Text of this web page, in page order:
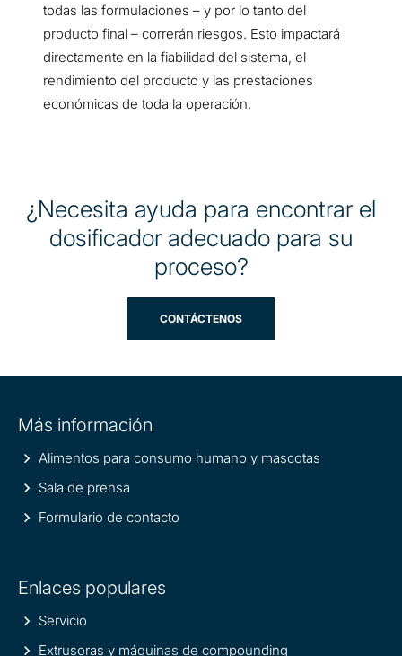
todas las formulaciones – y por lo tanto del
producto final – correrán riesgos. Esto impactará
directamente en la fiabilidad del sistema, el
rendimiento del producto y las prestaciones
económicas de toda la operación.
¿Necesita ayuda para encontrar el
dosificador adecuado para su
proceso?
CONTÁCTENOS
information
Más información
Alimentos para consumo humano y mascotas
Sala de prensa
Formulario de contacto
Enlaces populares
Servicio
Extrusoras y máquinas de compounding